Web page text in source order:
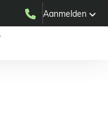
Aanmelden